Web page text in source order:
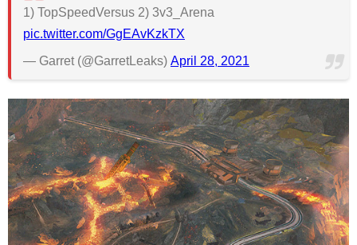
1) TopSpeedVersus 2) 3v3_Arena
pic.twitter.com/GgEAvKzkTX
— Garret (@GarretLeaks) April 28, 2021